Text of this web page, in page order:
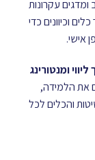
עקרונות
וכיוונים כדי
אישי.
ומנטורינג
הלמידה,
והכלים לכל